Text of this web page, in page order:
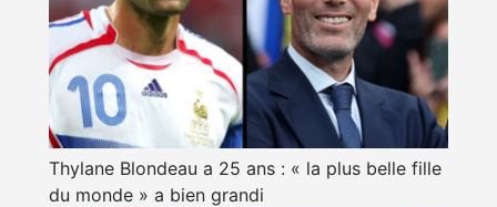
Thylane Blondeau a 25 ans : « la plus belle fille
du monde » a bien grandi